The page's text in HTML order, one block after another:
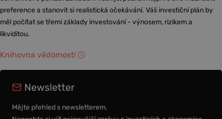
preference a stanovit si realistická očekávání. Váš investiční plán by
měl počítat se třemi základy investování - výnosem, rizikem a
likviditou.
Knihovna vědomostí
Newsletter
Mějte přehled s newsletterem.